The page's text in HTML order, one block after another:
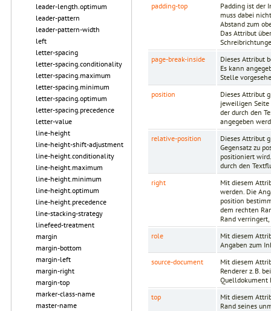
leader-length.optimum
leader-pattern
leader-pattern-width
left
letter-spacing
letter-spacing.conditionality
letter-spacing.maximum
letter-spacing.minimum
letter-spacing.optimum
letter-spacing.precedence
letter-value
line-height
line-height-shift-adjustment
line-height.conditionality
line-height.maximum
line-height.minimum
line-height.optimum
line-height.precedence
line-stacking-strategy
linefeed-treatment
margin
margin-bottom
margin-left
margin-right
margin-top
marker-class-name
master-name
padding-top
Padding ist der
muss dabei
Abstand zum
Das Attribut
page-break-inside
Dieses Attribut
Es kann
Stelle
position
Dieses Attribut
jeweiligen
der durch den
angegeben
relative-position
Dieses Attribut
Gegensatz zu
positioniert
durch den
right
Mit diesem
werden. Die
position
dem rechten
Rand
role
Mit diesem
Angaben zum
source-document
Mit diesem
Renderer z. B.
Quelldokument
top
Mit diesem
Rand seines